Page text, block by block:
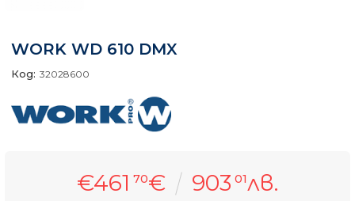
WORK WD 610 DMX
Код: 32028600
€461 70€ 903 01лв.